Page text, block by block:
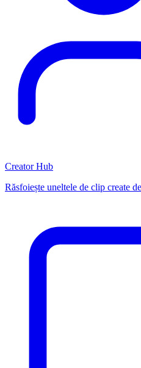
Creator Hub
Răsfoiește uneltele de clip create